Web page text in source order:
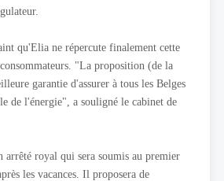
qu'Elia ne répercute finalement cette
"La proposition (de la
garantie d'assurer à tous les Belges
de l'énergie", a souligné le cabinet de
arrêté royal qui sera soumis au premier
les vacances. Il proposera de